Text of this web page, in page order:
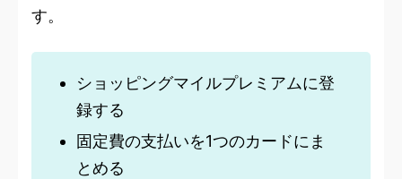
す。
ショッピングマイルプレミアムに登
録する
固定費の支払いを1つのカードにま
とめる